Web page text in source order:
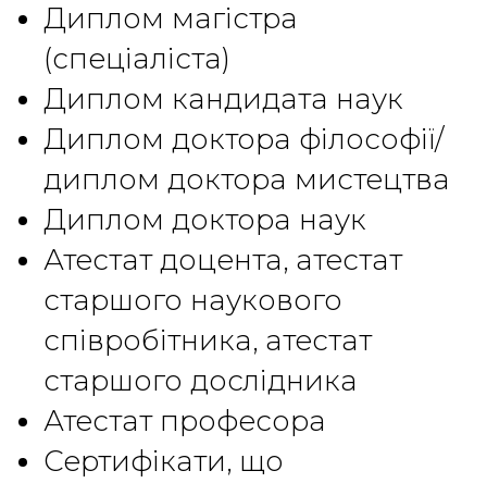
Диплом магістра
(спеціаліста)
Диплом кандидата наук
Диплом доктора філософії/
диплом доктора мистецтва
Диплом доктора наук
Атестат доцента, атестат
старшого наукового
співробітника, атестат
старшого дослідника
Атестат професора
Сертифікати, що